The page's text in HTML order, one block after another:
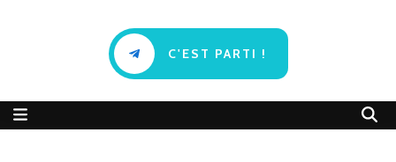
C'EST PARTI !